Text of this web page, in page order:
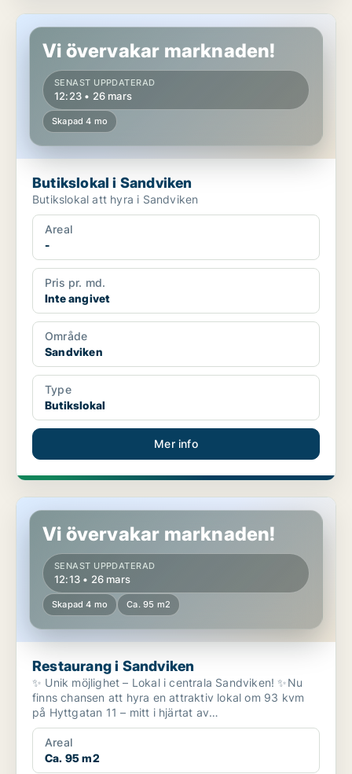
Butikslokal i Sandviken
Vi övervakar marknaden!
SENAST UPPDATERAD
12:23 • 26 mars
Skapad 4 mo
Butikslokal i Sandviken
Butikslokal att hyra i Sandviken
Areal
-
Pris pr. md.
Inte angivet
Område
Sandviken
Type
Butikslokal
Mer info
Restaurang i Sandviken
Vi övervakar marknaden!
SENAST UPPDATERAD
12:13 • 26 mars
Skapad 4 mo Ca. 95 m2
Restaurang i Sandviken
✨ Unik möjlighet – Lokal i centrala Sandviken! ✨Nu
finns chansen att hyra en attraktiv lokal om 93 kvm
på Hyttgatan 11 – mitt i hjärtat av
Sandviken!Toppläge...
Areal
Ca. 95 m2